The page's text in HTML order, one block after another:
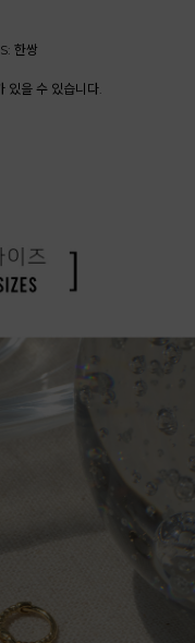
한쌍
있을 수 있습니다.